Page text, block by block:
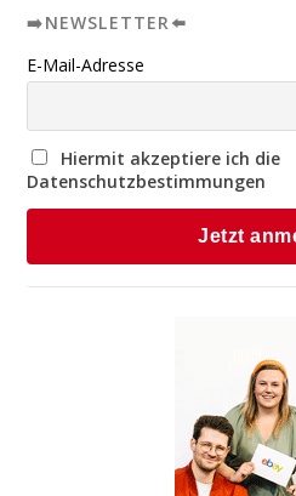
➡️NEWSLETTER⬅️
E-Mail-Adresse
Hiermit akzeptiere ich die
Datenschutzbestimmungen